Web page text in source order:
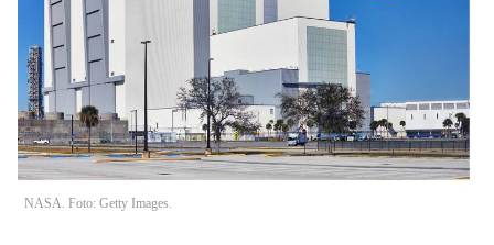
NASA. Foto: Getty Images.